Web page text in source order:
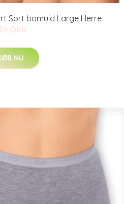
Sort bomuld Large Herre
DKK
NU